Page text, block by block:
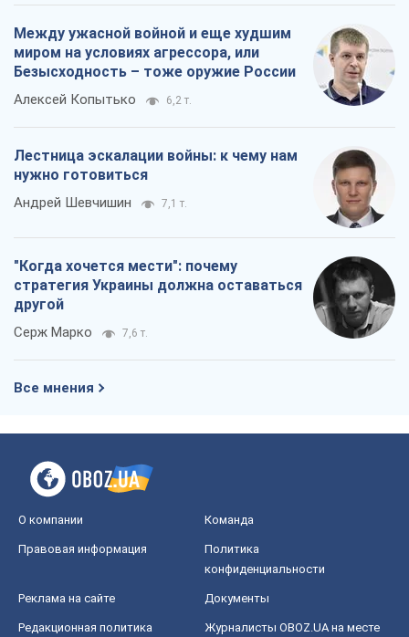
Между ужасной войной и еще худшим
миром на условиях агрессора, или
Безысходность – тоже оружие России
Алексей Копытько 6,2 т.
Лестница эскалации войны: к чему нам
нужно готовиться
Андрей Шевчишин 7,1 т.
"Когда хочется мести": почему
стратегия Украины должна оставаться
другой
Серж Марко 7,6 т.
Все мнения
О компании Команда
Правовая информация
Политика
конфиденциальности
Реклама на сайте Документы
Редакционная политика
Журналисты OBOZ.UA на месте